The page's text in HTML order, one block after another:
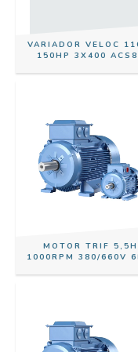
VARIADOR VELOC
150HP 3X400
MOTOR TRIF
1000RPM 380/660V